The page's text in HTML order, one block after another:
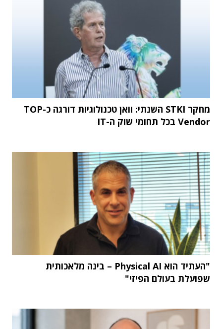
מחקר STKI השנתי: וואן טכנולוגיות דורגה כ-TOP
Vendor בכל תחומי שוק ה-IT
"העתיד הוא Physical AI – בינה מלאכותית
שפועלת בעולם הפיזי"